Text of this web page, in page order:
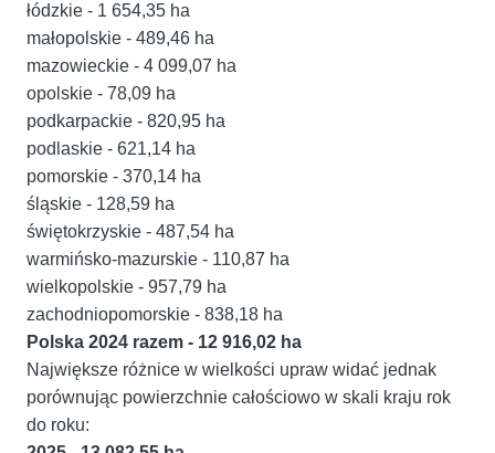
łódzkie - 1 654,35 ha
małopolskie - 489,46 ha
mazowieckie - 4 099,07 ha
opolskie - 78,09 ha
podkarpackie - 820,95 ha
podlaskie - 621,14 ha
pomorskie - 370,14 ha
śląskie - 128,59 ha
świętokrzyskie - 487,54 ha
warmińsko-mazurskie - 110,87 ha
wielkopolskie - 957,79 ha
zachodniopomorskie - 838,18 ha
Polska 2024 razem - 12 916,02 ha
Największe różnice w wielkości upraw widać jednak
porównując powierzchnie całościowo w skali kraju rok
do roku: